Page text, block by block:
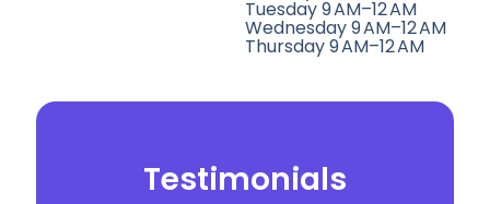
Tuesday 9 AM–12 AM
Wednesday 9 AM–12 AM
Thursday 9 AM–12 AM
Testimonials